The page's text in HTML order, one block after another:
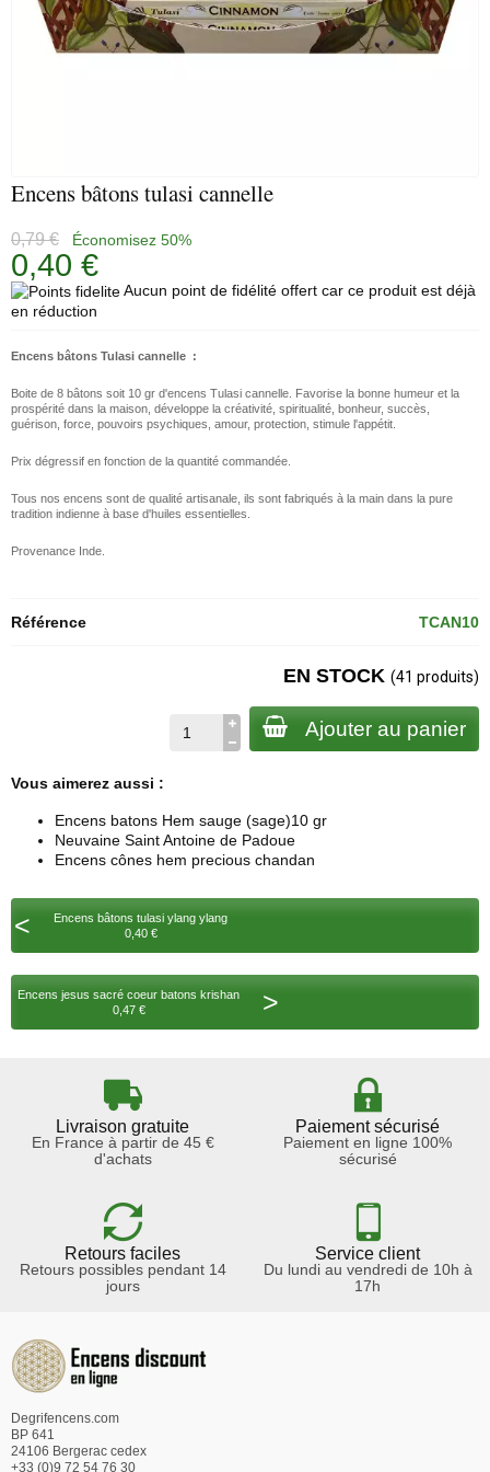
Encens bâtons tulasi cannelle
0,79 € Économisez 50%
0,40 €
Aucun point de fidélité offert car ce produit est déjà
en réduction
Encens bâtons Tulasi cannelle :
Boite de 8 bâtons soit 10 gr d'encens Tulasi cannelle.
Favorise la bonne humeur et la
prospérité dans la maison, développe la créativité, spiritualité, bonheur, succès,
guérison, force, pouvoirs psychiques, amour, protection, stimule l'appétit.
Prix dégressif en fonction de la quantité commandée.
Tous nos encens sont de qualité artisanale, ils sont fabriqués à la main dans la pure
tradition indienne à base d'huiles essentielles.
Provenance Inde.
Référence TCAN10
EN STOCK (41 produits)
Ajouter au panier
Vous aimerez aussi :
Encens batons Hem sauge (sage)10 gr
Neuvaine Saint Antoine de Padoue
Encens cônes hem precious chandan
<
Encens bâtons tulasi ylang ylang
0,40 €
Encens jesus sacré coeur batons krishan
0,47 €
>
Livraison gratuite
En France à partir de 45 €
d'achats
Paiement sécurisé
Paiement en ligne 100%
sécurisé
Retours faciles
Retours possibles pendant 14
jours
Service client
Du lundi au vendredi de 10h à
17h
Degrifencens.com
BP 641
24106 Bergerac cedex
+33 (0)9 72 54 76 30